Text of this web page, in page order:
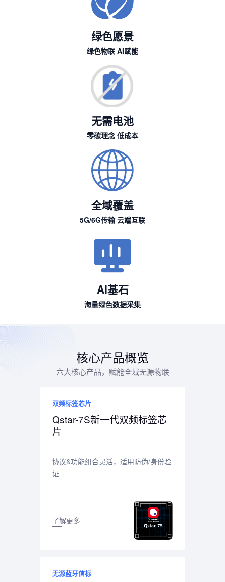
绿色愿景
绿色物联 AI赋能
无需电池
零碳理念 低成本
全域覆盖
5G/6G传输 云端互联
AI基石
海量绿色数据采集
核心产品概览
六大核心产品，赋能全域无源物联
双频标签芯片
Qstar-7S新一代双频标签芯
片
协议&功能组合灵活，适用防伪/身份验
证
了解更多
无源蓝牙信标